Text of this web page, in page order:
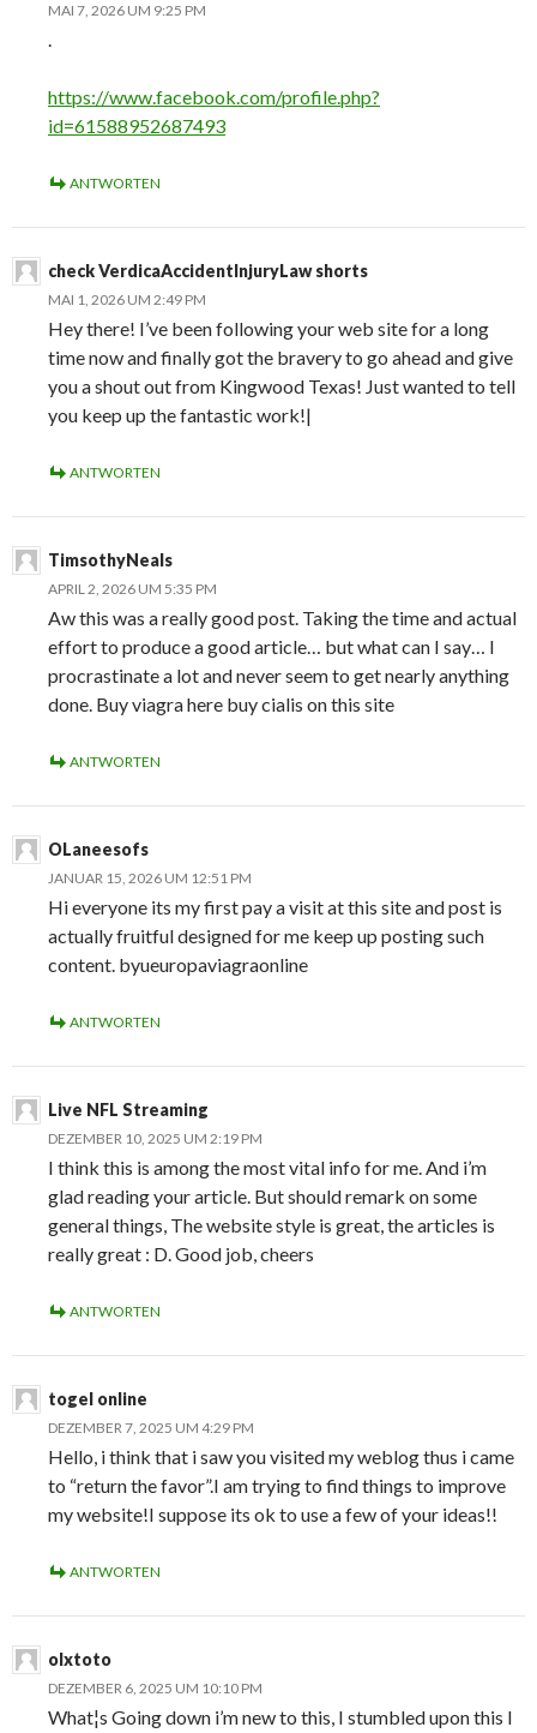
MAI 7, 2026 UM 9:25 PM
.
https://www.facebook.com/profile.php?
id=61588952687493
ANTWORTEN
check VerdicaAccidentInjuryLaw shorts
MAI 1, 2026 UM 2:49 PM
Hey there! I’ve been following your web site for a long
time now and finally got the bravery to go ahead and give
you a shout out from Kingwood Texas! Just wanted to tell
you keep up the fantastic work!|
ANTWORTEN
TimsothyNeals
APRIL 2, 2026 UM 5:35 PM
Aw this was a really good post. Taking the time and actual
effort to produce a good article… but what can I say… I
procrastinate a lot and never seem to get nearly anything
done. Buy viagra here buy cialis on this site
ANTWORTEN
OLaneesofs
JANUAR 15, 2026 UM 12:51 PM
Hi everyone its my first pay a visit at this site and post is
actually fruitful designed for me keep up posting such
content. byueuropaviagraonline
ANTWORTEN
Live NFL Streaming
DEZEMBER 10, 2025 UM 2:19 PM
I think this is among the most vital info for me. And i’m
glad reading your article. But should remark on some
general things, The website style is great, the articles is
really great : D. Good job, cheers
ANTWORTEN
togel online
DEZEMBER 7, 2025 UM 4:29 PM
Hello, i think that i saw you visited my weblog thus i came
to “return the favor”.I am trying to find things to improve
my website!I suppose its ok to use a few of your ideas!!
ANTWORTEN
olxtoto
DEZEMBER 6, 2025 UM 10:10 PM
What¦s Going down i’m new to this, I stumbled upon this I